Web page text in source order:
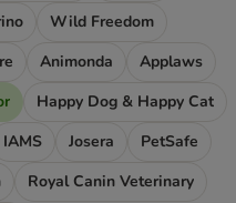
Wild Freedom
Animonda
Applaws
Happy Dog & Happy Cat
IAMS Josera
PetSafe
Royal Canin Veterinary